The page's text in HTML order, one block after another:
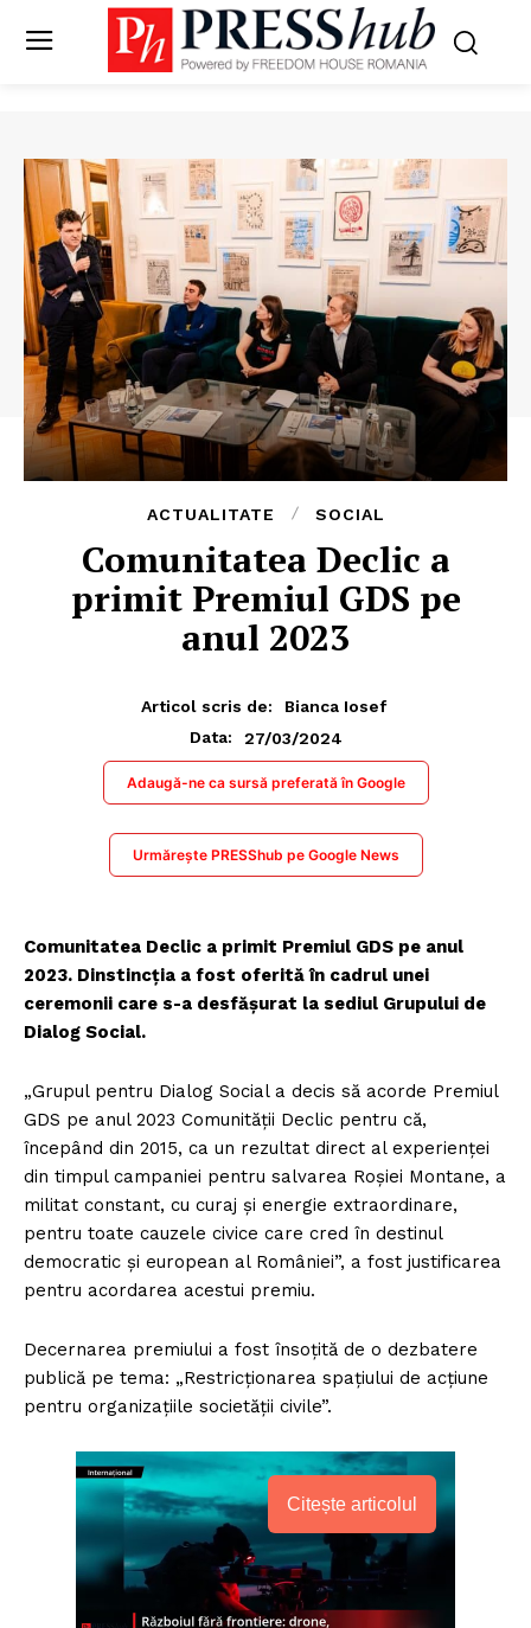
ACTUALITATE SOCIAL
Comunitatea Declic a
primit Premiul GDS pe
anul 2023
Articol scris de:
Bianca Iosef
Data:
27/03/2024
Adaugă-ne ca sursă preferată în Google
Urmărește PRESShub pe Google News
Comunitatea Declic a primit Premiul GDS pe anul
2023. Dinstincția a fost oferită în cadrul unei
ceremonii care s-a desfășurat la sediul Grupului de
Dialog Social.
„Grupul pentru Dialog Social a decis să acorde Premiul
GDS pe anul 2023 Comunității Declic pentru că,
începând din 2015, ca un rezultat direct al experienței
din timpul campaniei pentru salvarea Roșiei Montane, a
militat constant, cu curaj și energie extraordinare,
pentru toate cauzele civice care cred în destinul
democratic și european al României”, a fost justificarea
pentru acordarea acestui premiu.
Decernarea premiului a fost însoțită de o dezbatere
publică pe tema: „Restricționarea spațiului de acțiune
pentru organizațiile societății civile”.
Citește articolul